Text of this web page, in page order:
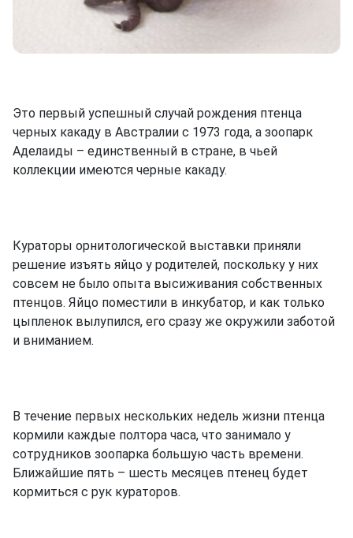
Это первый успешный случай рождения птенца
черных какаду в Австралии с 1973 года, а зоопарк
Аделаиды – единственный в стране, в чьей
коллекции имеются черные какаду.
Кураторы орнитологической выставки приняли
решение изъять яйцо у родителей, поскольку у них
совсем не было опыта высиживания собственных
птенцов. Яйцо поместили в инкубатор, и как только
цыпленок вылупился, его сразу же окружили заботой
и вниманием.
В течение первых нескольких недель жизни птенца
кормили каждые полтора часа, что занимало у
сотрудников зоопарка большую часть времени.
Ближайшие пять – шесть месяцев птенец будет
кормиться с рук кураторов.